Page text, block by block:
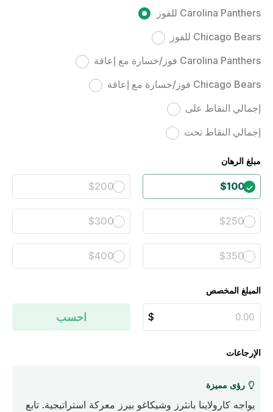
Carolina Panthers للفوز
Chicago Bears للفوز
Carolina Panthers فوز/خسارة مع إعاقة
Chicago Bears فوز/خسارة مع إعاقة
إجمالي النقاط على
إجمالي النقاط تحت
مبلغ الرهان
$100
$200
$250
$300
$350
$400
المبلغ المخصص
احسب
الإرجاعات
رؤى مميزة
يواجه كارولاينا بانثرز وشيكاغو بيرز معركة استراتيجية. تابع